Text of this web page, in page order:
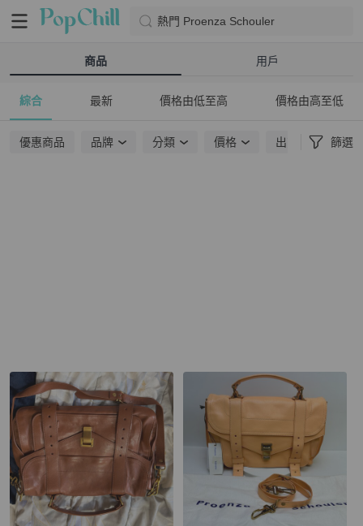
熱門 Proenza Schouler
商品 用戶
綜合 最新 價格由低至高 價格由高至低
優惠商品 品牌 分類 價格 出貨地點 篩選